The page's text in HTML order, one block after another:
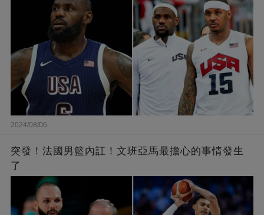
2024/08/06
突發！法國男籃內訌！文班亞馬最擔心的事情發生
了